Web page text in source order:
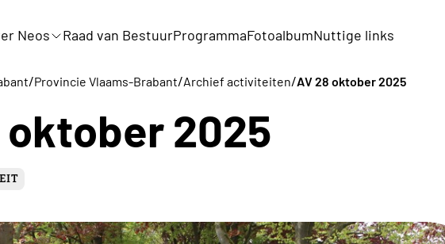
Neos Raad van BestuurProgrammaFotoalbumNuttige links
/Provincie Vlaams-Brabant/Archief activiteiten/AV 28 oktober 2025
oktober 2025